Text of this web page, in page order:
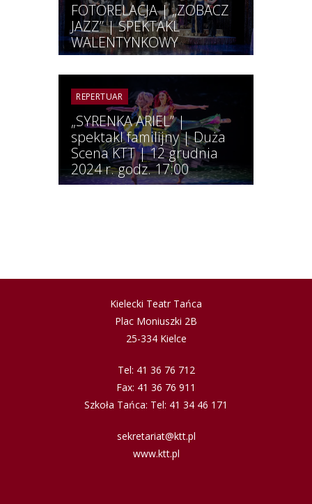
FOTORELACJA | „ZOBACZ
JAZZ” | SPEKTAKL
WALENTYNKOWY
REPERTUAR
„SYRENKA ARIEL” |
spektakl familijny | Duża
Scena KTT | 12 grudnia
2024 r. godz. 17:00
Kielecki Teatr Tańca
Plac Moniuszki 2B
25-334 Kielce
Tel: 41 36 76 712
Fax: 41 36 76 911
Szkoła Tańca: Tel: 41 34 46 171
sekretariat@ktt.pl
www.ktt.pl